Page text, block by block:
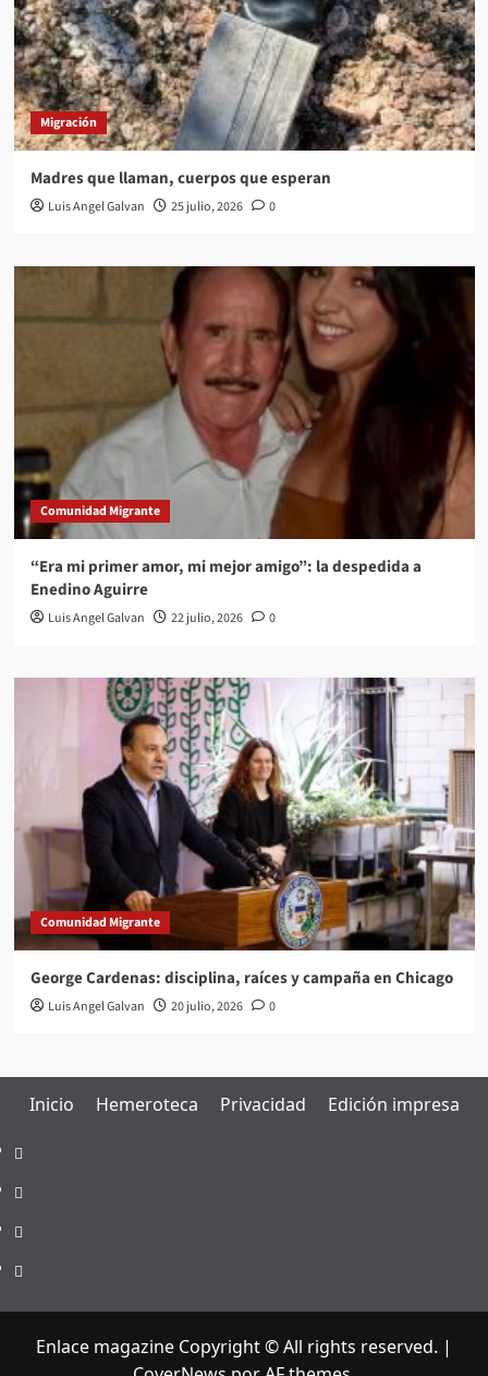
Migración
Madres que llaman, cuerpos que esperan
Luis Angel Galvan 25 julio, 2026 0
Comunidad Migrante
“Era mi primer amor, mi mejor amigo”: la despedida a
Enedino Aguirre
Luis Angel Galvan 22 julio, 2026 0
Comunidad Migrante
George Cardenas: disciplina, raíces y campaña en Chicago
Luis Angel Galvan 20 julio, 2026 0
Inicio Hemeroteca Privacidad Edición impresa
Inicio
Hemeroteca
Privacidad
Edición
Enlace magazine Copyright © All rights reserved. |